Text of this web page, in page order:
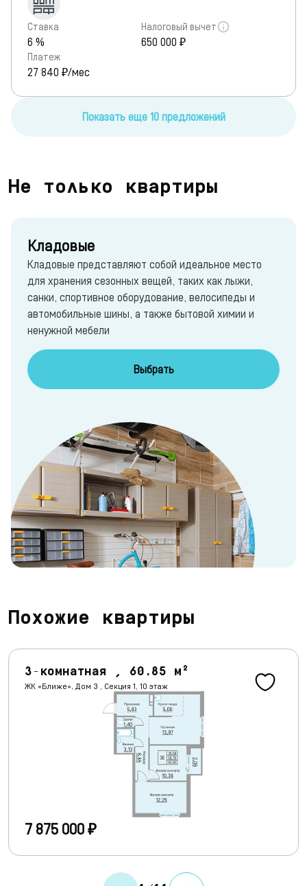
Ставка
6 %
Налоговый вычет
650 000 ₽
Платеж
27 840 ₽/мес
Показать еще 10 предложений
Не только квартиры
Кладовые
Кладовые представляют собой идеальное место
для хранения сезонных вещей, таких как лыжи,
санки, спортивное оборудование, велосипеды и
автомобильные шины, а также бытовой химии и
ненужной мебели
Выбрать
Похожие квартиры
3-комнатная , 60.85 м²
ЖК «Ближе», Дом 3 , Секция 1, 10 этаж
7 875 000 ₽